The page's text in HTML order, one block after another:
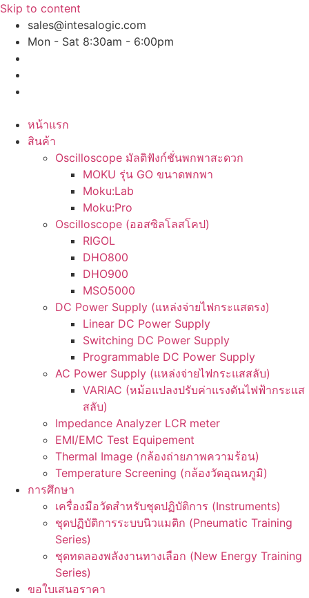
Skip to content
sales@intesalogic.com
Mon - Sat 8:30am - 6:00pm
หน้าแรก
สินค้า
Oscilloscope มัลติฟังก์ชั่นพกพาสะดวก
MOKU รุ่น GO ขนาดพกพา
Moku:Lab
Moku:Pro
Oscilloscope (ออสซิลโลสโคป)
RIGOL
DHO800
DHO900
MSO5000
DC Power Supply (แหล่งจ่ายไฟกระแสตรง)
Linear DC Power Supply
Switching DC Power Supply
Programmable DC Power Supply
AC Power Supply (แหล่งจ่ายไฟกระแสสลับ)
VARIAC (หม้อแปลงปรับค่าแรงดันไฟฟ้ากระแส
สลับ)
Impedance Analyzer LCR meter
EMI/EMC Test Equipement
Thermal Image (กล้องถ่ายภาพความร้อน)
Temperature Screening (กล้องวัดอุณหภูมิ)
การศึกษา
เครื่องมือวัดสำหรับชุดปฏิบัติการ (Instruments)
ชุดปฏิบัติการระบบนิวแมติก (Pneumatic Training
Series)
ชุดทดลองพลังงานทางเลือก (New Energy Training
Series)
ขอใบเสนอราคา